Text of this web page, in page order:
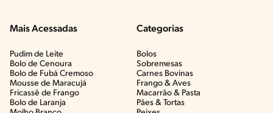
Mais Acessadas
Pudim de Leite
Bolo de Cenoura
Bolo de Fubá Cremoso
Mousse de Maracujá
Fricassê de Frango
Bolo de Laranja
Categorias
Bolos
Sobremesas
Carnes Bovinas​
Frango & Aves​
Macarrão & Pasta​
Pães & Tortas​